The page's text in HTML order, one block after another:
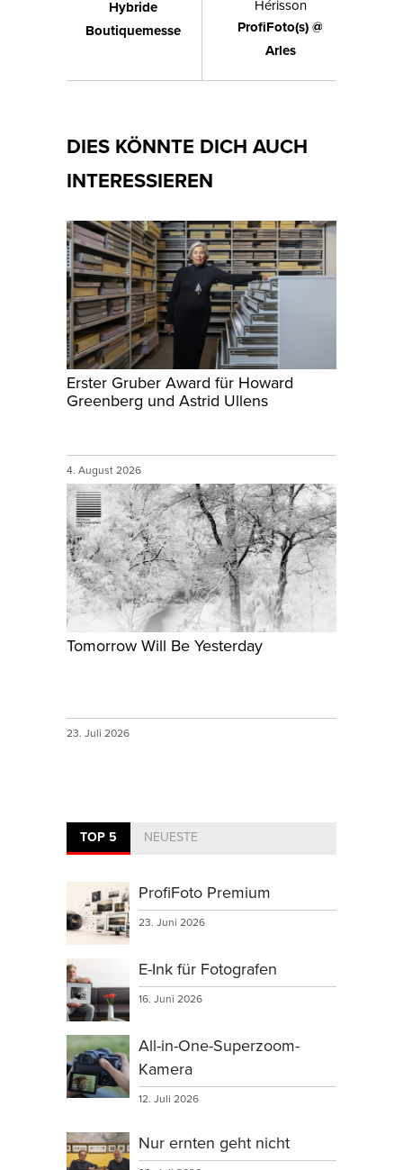
Hybride
Boutiquemesse
Hérisson
ProfiFoto(s) @
Arles
DIES KÖNNTE DICH AUCH
INTERESSIEREN
Erster Gruber Award für Howard
Greenberg und Astrid Ullens
4. August 2026
Tomorrow Will Be Yesterday
23. Juli 2026
TOP 5 NEUESTE
ProfiFoto Premium
23. Juni 2026
E-Ink für Fotografen
16. Juni 2026
All-in-One-Superzoom-
Kamera
12. Juli 2026
Nur ernten geht nicht